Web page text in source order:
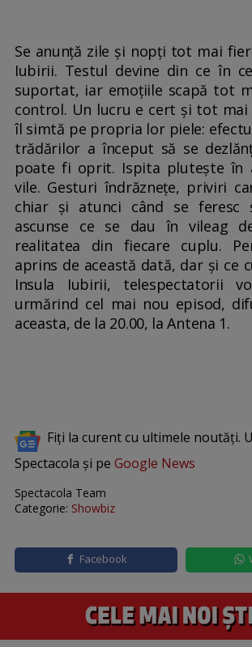
Se anunţă zile şi nopţi tot mai
Iubirii. Testul devine din ce în
suportat, iar emoţiile scapă tot
control. Un lucru e cert şi tot mai
îl simtă pe propria lor piele:
trădărilor a început să se
poate fi oprit. Ispita pluteşte în
vile. Gesturi îndrăzneţe, priviri
chiar şi atunci când se feresc
ascunse ce se dau în vileag
realitatea din fiecare cuplu.
aprins de această dată, dar şi ce
Insula Iubirii, telespectatorii
urmărind cel mai nou episod,
aceasta, de la 20.00, la Antena 1.
Fiți la curent cu ultimele noutăți.
Spectacola și pe Google News
Spectacola Team
Categorie: Showbiz
Facebook